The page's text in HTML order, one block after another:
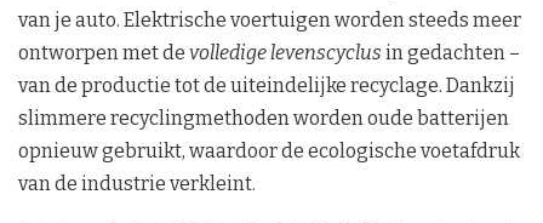
van je auto. Elektrische voertuigen worden steeds meer
ontworpen met de volledige levenscyclus in gedachten –
van de productie tot de uiteindelijke recyclage. Dankzij
slimmere recyclingmethoden worden oude batterijen
opnieuw gebruikt, waardoor de ecologische voetafdruk
van de industrie verkleint.